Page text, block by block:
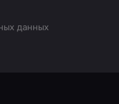
данных